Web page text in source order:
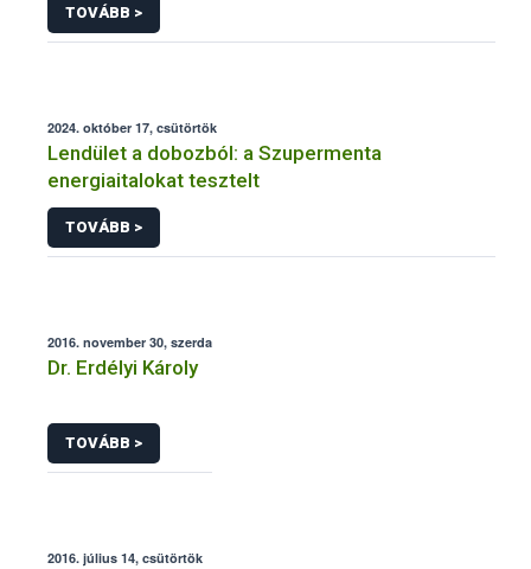
TOVÁBB >
2024. október 17, csütörtök
Lendület a dobozból: a Szupermenta
energiaitalokat tesztelt
TOVÁBB >
2016. november 30, szerda
Dr. Erdélyi Károly
TOVÁBB >
2016. július 14, csütörtök